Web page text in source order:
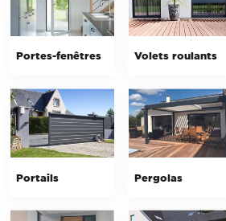
Portes-fenêtres Volets roulants
Portails Pergolas